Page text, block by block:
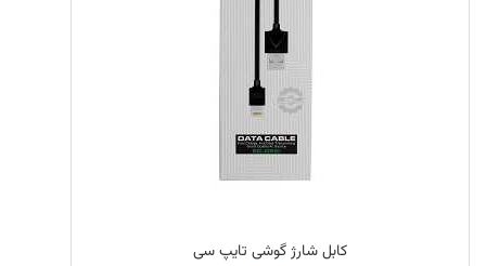
کابل شارژ گوشی تایپ سی